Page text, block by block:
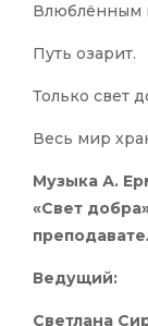
Влюблённым
Путь озарит.
Только свет
Весь мир
Музыка А.
«Свет
Ведущий:
Светлана